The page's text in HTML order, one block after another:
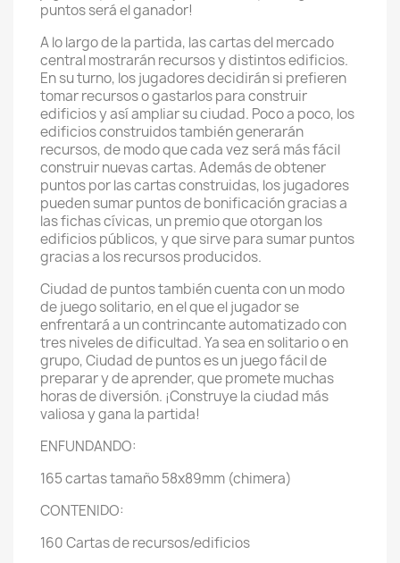
puntos será el ganador!
A lo largo de la partida, las cartas del mercado
central mostrarán recursos y distintos edificios.
En su turno, los jugadores decidirán si prefieren
tomar recursos o gastarlos para construir
edificios y así ampliar su ciudad. Poco a poco, los
edificios construidos también generarán
recursos, de modo que cada vez será más fácil
construir nuevas cartas. Además de obtener
puntos por las cartas construidas, los jugadores
pueden sumar puntos de bonificación gracias a
las fichas cívicas, un premio que otorgan los
edificios públicos, y que sirve para sumar puntos
gracias a los recursos producidos.
Ciudad de puntos también cuenta con un modo
de juego solitario, en el que el jugador se
enfrentará a un contrincante automatizado con
tres niveles de dificultad. Ya sea en solitario o en
grupo, Ciudad de puntos es un juego fácil de
preparar y de aprender, que promete muchas
horas de diversión. ¡Construye la ciudad más
valiosa y gana la partida!
ENFUNDANDO:
165 cartas tamaño 58x89mm (chimera)
CONTENIDO:
160 Cartas de recursos/edificios